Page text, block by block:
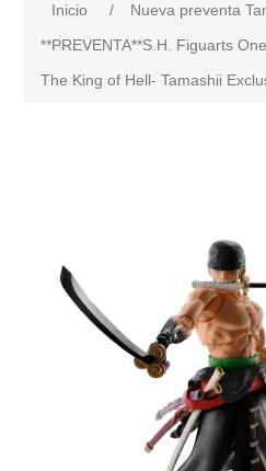
Inicio / Nueva preventa
**PREVENTA**S.H. Figuarts
The King of Hell- Tamashii